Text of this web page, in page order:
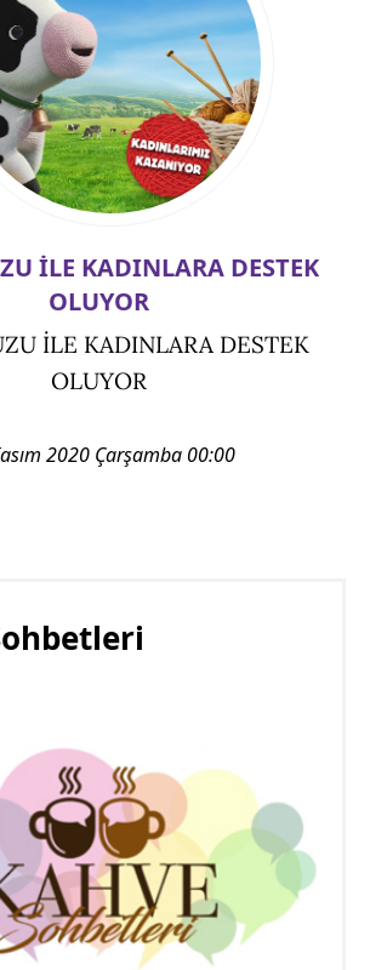
İLE KADINLARA DESTEK
OLUYOR
İLE KADINLARA DESTEK
OLUYOR
2020 Çarşamba 00:00